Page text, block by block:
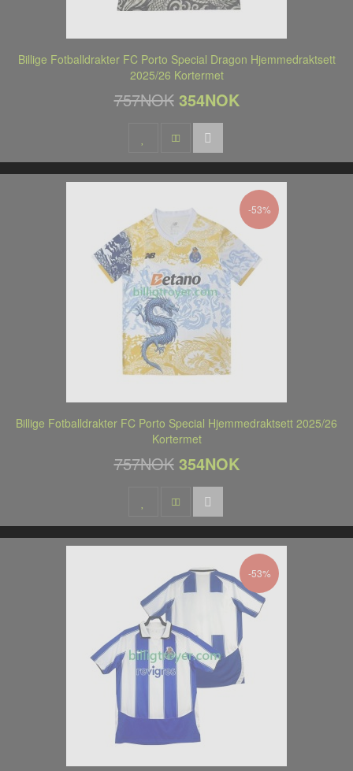
Billige Fotballdrakter FC Porto Special Dragon Hjemmedraktsett
2025/26 Kortermet
757NOK 354NOK
-53%
Billige Fotballdrakter FC Porto Special Hjemmedraktsett 2025/26
Kortermet
757NOK 354NOK
-53%